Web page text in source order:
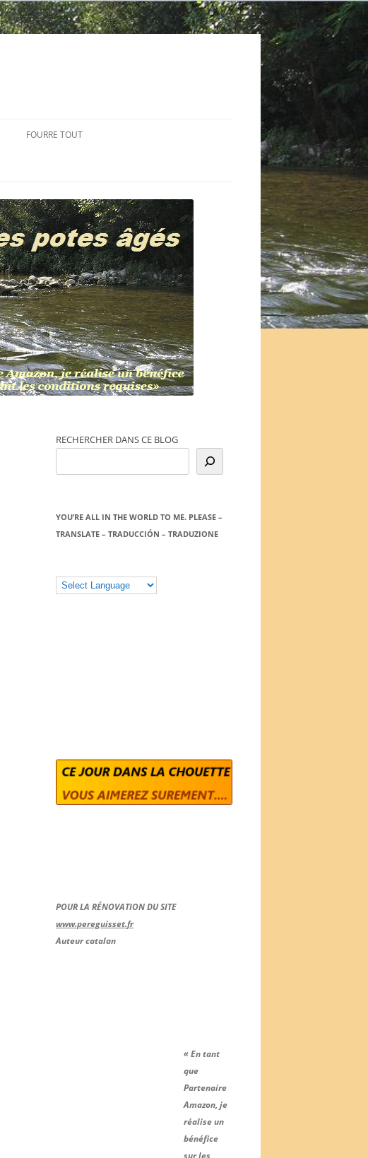
FOURRE TOUT
RECHERCHER DANS CE BLOG
YOU’RE ALL IN THE WORLD TO ME. PLEASE –
TRANSLATE – TRADUCCIÓN – TRADUZIONE
POUR LA RÉNOVATION DU SITE
www.pereguisset.fr
Auteur catalan
« En tant
que
Partenaire
Amazon, je
réalise un
bénéfice
sur les